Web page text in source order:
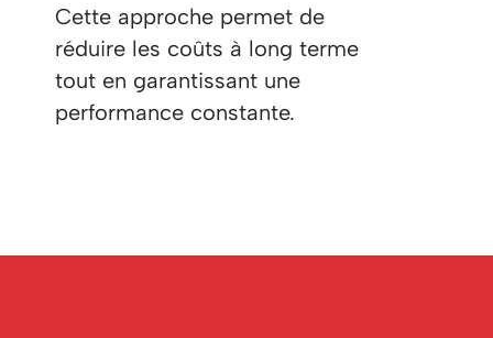
Cette approche permet de
réduire les coûts à long terme
tout en garantissant une
performance constante.